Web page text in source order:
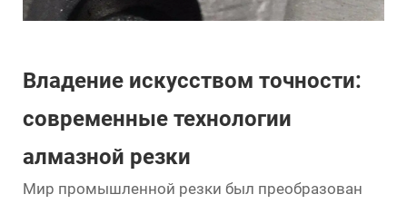
Владение искусством точности:
современные технологии
алмазной резки
Мир промышленной резки был преобразован